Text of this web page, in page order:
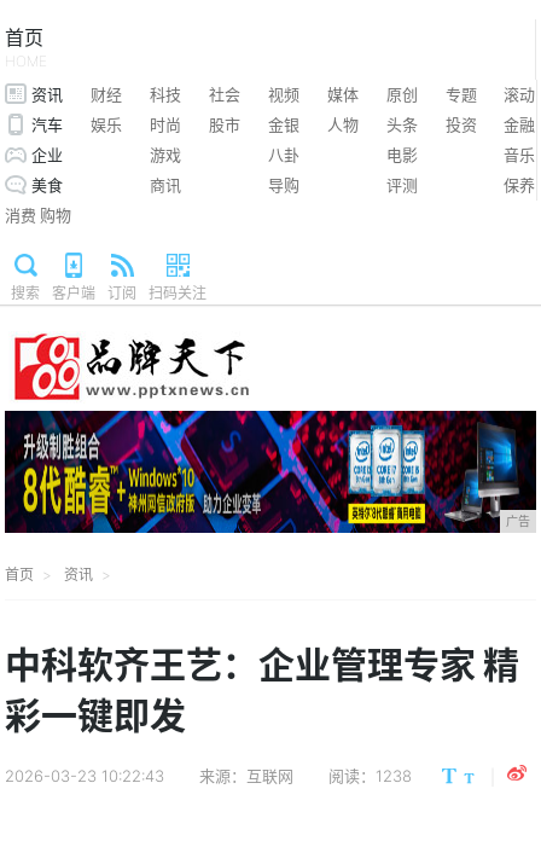
首页
HOME
资讯 财经 科技 社会 视频 媒体 原创 专题
滚动
汽车
娱乐 时尚 股市 金银 人物 头条 投资
金融
企业
游戏 八卦 电影
音乐
美食
商讯 导购 评测
保养
消费 购物
搜索 客户端 订阅 扫码关注
广告
首页 资讯
中科软齐王艺：企业管理专家 精
彩一键即发
2026-03-23 10:22:43 来源：互联网 阅读：1238